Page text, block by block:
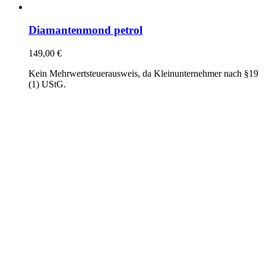
Diamantenmond petrol
149,00 €
Kein Mehrwertsteuerausweis, da Kleinunternehmer nach §19
(1) UStG.